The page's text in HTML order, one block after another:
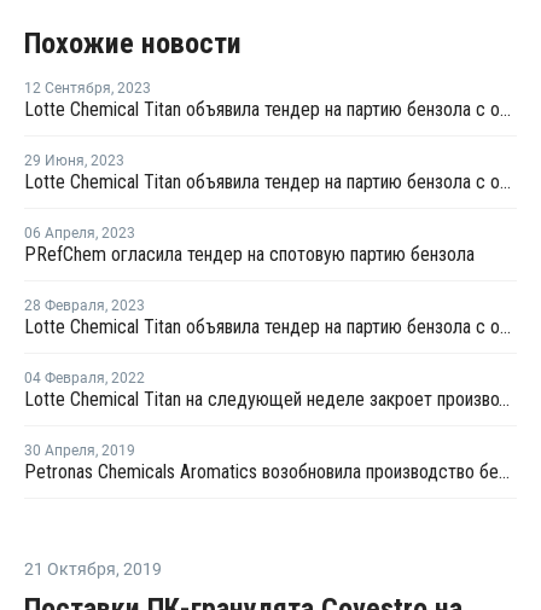
Похожие новости
12 Сентября, 2023
Lotte Chemical Titan объявила тендер на партию бензола с отгрузкой в октябре
29 Июня, 2023
Lotte Chemical Titan объявила тендер на партию бензола с отгрузкой в июле
06 Апреля, 2023
PRefChem огласила тендер на спотовую партию бензола
28 Февраля, 2023
Lotte Chemical Titan объявила тендер на партию бензола с отгрузкой во второй половине мая
04 Февраля, 2022
Lotte Chemical Titan на следующей неделе закроет производство бензола в Малайзии на ремонт
30 Апреля, 2019
Petronas Chemicals Aromatics возобновила производство бензола в Кертехе
21 Октября, 2019